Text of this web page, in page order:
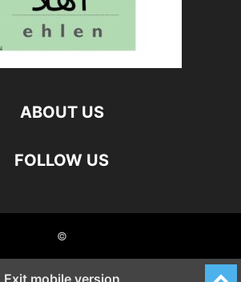
ABOUT US
FOLLOW US
©
Exit mobile version